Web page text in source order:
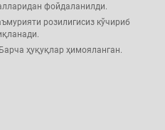
фойдаланилди.
розилигисиз кўчириб
ҳуқуқлар ҳимояланган.